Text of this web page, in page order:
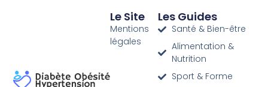
Le Site
Mentions
légales
Les Guides
Santé & Bien-être
Alimentation &
Nutrition
Sport & Forme